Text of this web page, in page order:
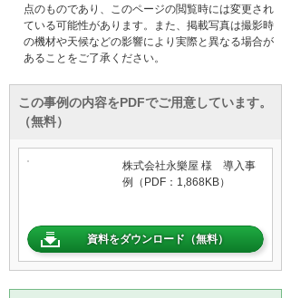
点のものであり、このページの閲覧時には変更され
ている可能性があります。また、掲載写真は撮影時
の機材や天候などの影響により実際と異なる場合が
あることをご了承ください。
この事例の内容をPDFでご用意しています。
（無料）
株式会社永樂屋 様 導入事
例（PDF：1,868KB）
資料をダウンロード（無料）